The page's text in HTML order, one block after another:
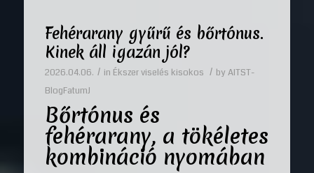
Fehérarany gyűrű és bőrtónus.
Kinek áll igazán jól?
2026.04.06. / in Ékszer viselés kisokos / by AITST-
BlogFatumJ
Bőrtónus és
fehérarany, a tökéletes
kombináció nyomában